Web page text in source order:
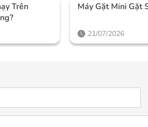
Trên
Máy Gặt Mini Gặt
21/07/2026